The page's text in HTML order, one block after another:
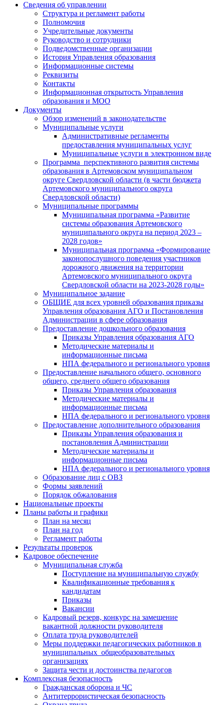
Сведения об управлении
Структура и регламент работы
Полномочия
Учредительные документы
Руководство и сотрудники
Подведомственные организации
История Управления образования
Информационные системы
Реквизиты
Контакты
Информационная открытость Управления
образования и МОО
Документы
Обзор изменений в законодательстве
Муниципальные услуги
Административные регламенты
предоставления муниципальных услуг
Муниципальные услуги в электронном виде
Программа перспективного развития системы
образования в Артемовском муниципальном
округе Свердловской области (в части бюджета
Артемовского муниципального округа
Свердловской области)
Муниципальные программы
Муниципальная программа «Развитие
системы образования Артемовского
муниципального округа на период 2023 –
2028 годов»
Муниципальная программа «Формирование
законопослушного поведения участников
дорожного движения на территории
Артемовского муниципального округа
Свердловской области на 2023-2028 годы»
Муниципальное задание
ОБЩИЕ для всех уровней образования приказы
Управления образования АГО и Постановления
Администрации в сфере образования
Предоставление дошкольного образования
Приказы Управления образования АГО
Методические материалы и
информационные письма
НПА федерального и регионального уровня
Предоставление начального общего, основного
общего, среднего общего образования
Приказы Управления образования
Методические материалы и
информационные письма
НПА федерального и регионального уровня
Предоставление дополнительного образования
Приказы Управления образования и
постановления Администрации
Методические материалы и
информационные письма
НПА федерального и регионального уровня
Образование лиц с ОВЗ
Формы заявлений
Порядок обжалования
Национальные проекты
Планы работы и графики
План на месяц
План на год
Регламент работы
Результаты проверок
Кадровое обеспечение
Муниципальная служба
Поступление на муниципальную службу
Квалификационные требования к
кандидатам
Приказы
Вакансии
Кадровый резерв, конкурс на замещение
вакантной должности руководителя
Оплата труда руководителей
Меры поддержки педагогических работников в
муниципальных общеобразовательных
организациях
Защита чести и достоинства педагогов
Комплексная безопасность
Гражданская оборона и ЧС
Антитеррористическая безопасность